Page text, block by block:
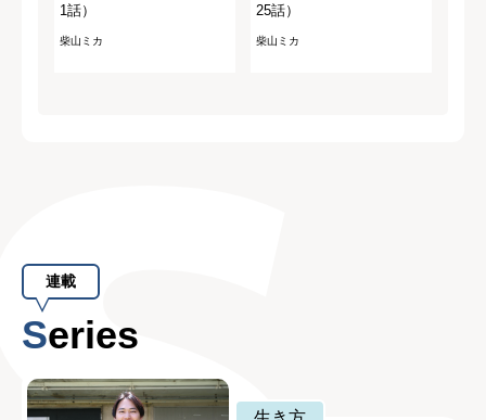
1話）
柴山ミカ
25話）
柴山ミカ
連載
Series